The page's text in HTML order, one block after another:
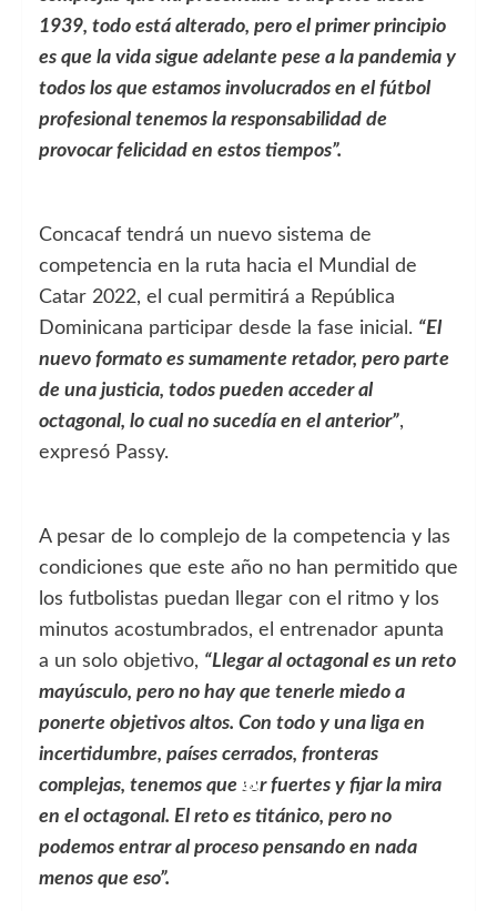
1939, todo está alterado, pero el primer principio
es que la vida sigue adelante pese a la pandemia y
todos los que estamos involucrados en el fútbol
profesional tenemos la responsabilidad de
provocar felicidad en estos tiempos”.
Concacaf tendrá un nuevo sistema de
competencia en la ruta hacia el Mundial de
Catar 2022, el cual permitirá a República
Dominicana participar desde la fase inicial. “El
nuevo formato es sumamente retador, pero parte
de una justicia, todos pueden acceder al
octagonal, lo cual no sucedía en el anterior”,
expresó Passy.
A pesar de lo complejo de la competencia y las
condiciones que este año no han permitido que
los futbolistas puedan llegar con el ritmo y los
minutos acostumbrados, el entrenador apunta
a un solo objetivo, “Llegar al octagonal es un reto
mayúsculo, pero no hay que tenerle miedo a
ponerte objetivos altos. Con todo y una liga en
incertidumbre, países cerrados, fronteras
complejas, tenemos que ser fuertes y fijar la mira
en el octagonal. El reto es titánico, pero no
podemos entrar al proceso pensando en nada
menos que eso”.